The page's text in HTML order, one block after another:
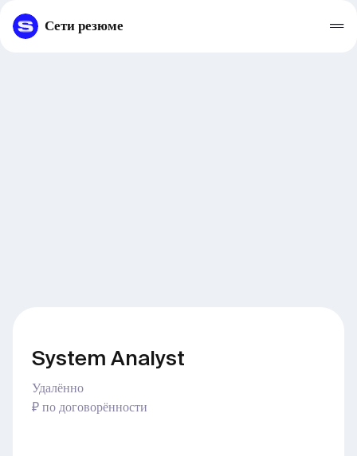
Сети резюме
System Analyst
Удалённо
₽ по договорённости